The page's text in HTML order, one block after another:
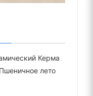
Керма
лето